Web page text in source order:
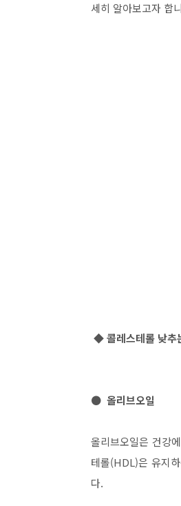
세히 알아보고자 합
◆ 콜레스테롤 낮추
● 올리브오일
올리브오일은 건강
테롤(HDL)은 유지
다.